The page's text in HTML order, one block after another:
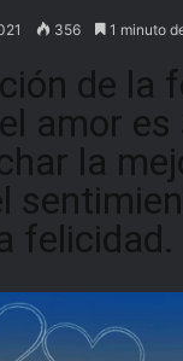
356 1 minuto
de la
amor
la
felicidad.